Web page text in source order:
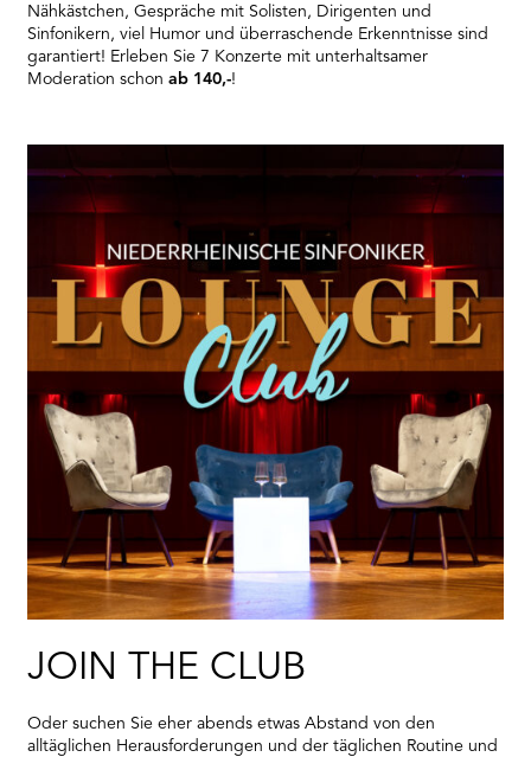
Nähkästchen, Gespräche mit Solisten, Dirigenten und
Sinfonikern, viel Humor und überraschende Erkenntnisse sind
garantiert! Erleben Sie 7 Konzerte mit unterhaltsamer
Moderation schonab 140,-!
JOIN THE CLUB
Oder suchen Sie eher abends etwas Abstand von den
alltäglichen Herausforderungen und der täglichen Routine und